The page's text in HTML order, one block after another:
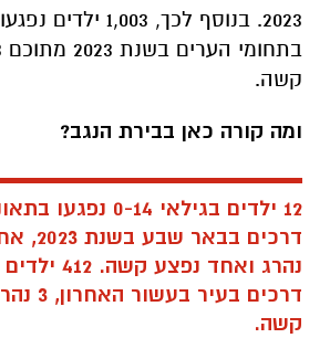
2023. בנוסף לכך,
קשה.
ומה קורה כאן בבירת הנגב?
12 ילדים בגילאי 0-14 נפגעו
דרכים
נהרג ואחד
קשה.